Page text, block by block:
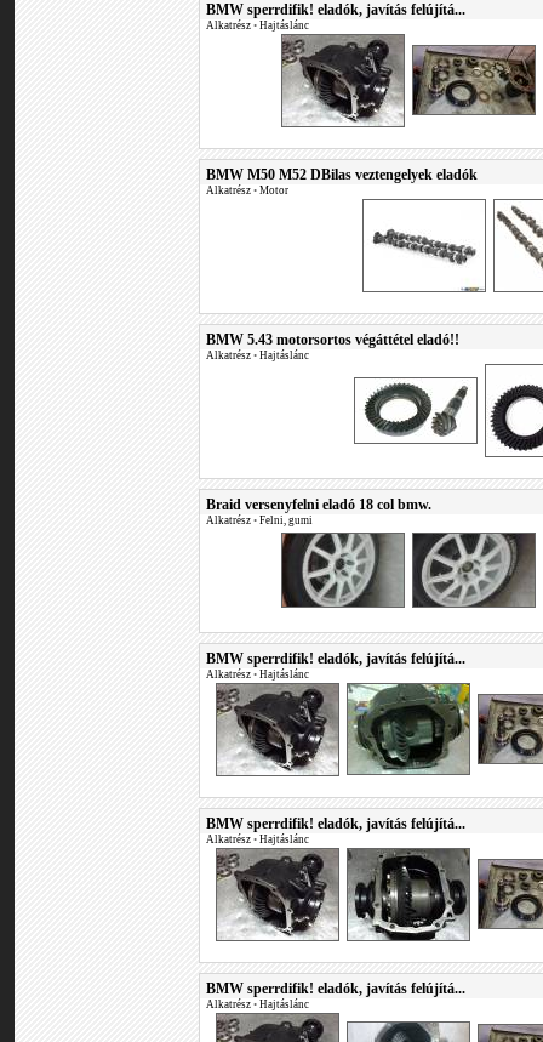
BMW sperrdifik! eladók, javítás felújítá...
Alkatrész • Hajtáslánc
BMW M50 M52 DBilas veztengelyek eladók
Alkatrész • Motor
BMW 5.43 motorsortos végáttétel eladó!!
Alkatrész • Hajtáslánc
Braid versenyfelni eladó 18 col bmw.
Alkatrész • Felni, gumi
BMW sperrdifik! eladók, javítás felújítá...
Alkatrész • Hajtáslánc
BMW sperrdifik! eladók, javítás felújítá...
Alkatrész • Hajtáslánc
BMW sperrdifik! eladók, javítás felújítá...
Alkatrész • Hajtáslánc